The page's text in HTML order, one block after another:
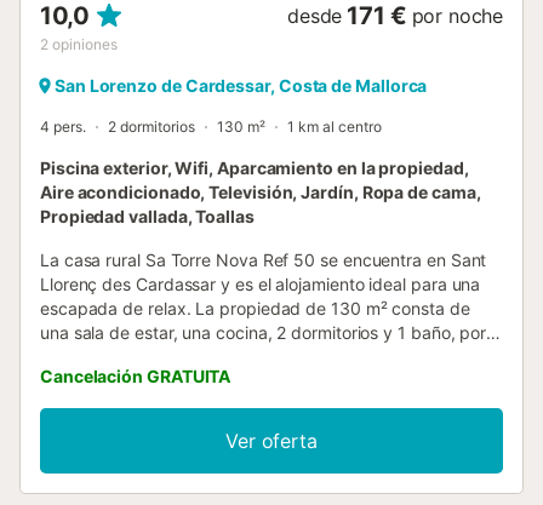
10,0
2 opiniones
desde 171 € por noche
San Lorenzo de Cardessar, Costa de Mallorca
4 pers. 2 dormitorios 130 m² 1 km al centro
Piscina exterior, Wifi, Aparcamiento en la propiedad,
Aire acondicionado, Televisión, Jardín, Ropa de cama,
Propiedad vallada, Toallas
La casa rural Sa Torre Nova Ref 50 se encuentra en Sant
Llorenç des Cardassar y es el alojamiento ideal para una
escapada de relax. La propiedad de 130 m² consta de
una sala de estar, una cocina, 2 dormitorios y 1 baño, por
incluyen Wi-Fi, televisión, aire acondicionado, lavadora y
secadora. También hay una cuna disponible. Este alquiler
vacacional cuenta con piscina privada, jardín, terraza
descubierta, terraza cubierta y zona de barbacoa. Hay
una plaza de aparcamiento disponible en el recinto. No se
Cancelación GRATUITA
Ver oferta